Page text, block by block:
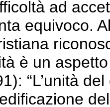
ad
equivoco.
è un
“L’unità